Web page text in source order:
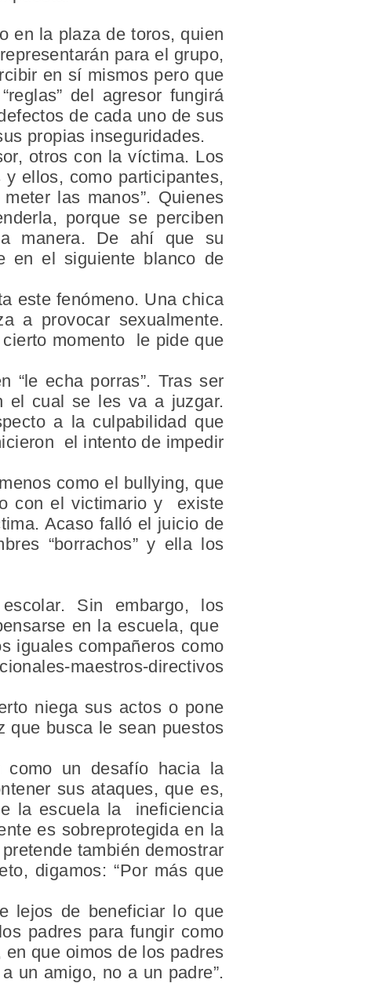
en la plaza de toros, quien
para el grupo,
en sí mismos pero que
del agresor fungirá
de cada uno de sus
propias inseguridades.
otros con la víctima. Los
ellos, como participantes,
las manos”. Quienes
porque se perciben
manera. De ahí que su
en el siguiente blanco de
este fenómeno. Una chica
a provocar sexualmente.
momento le pide que
“le echa porras”. Tras ser
el cual se les va a juzgar.
a la culpabilidad que
el intento de impedir
como el bullying, que
con el victimario y existe
Acaso falló el juicio de
“borrachos” y ella los
Sin embargo, los
en la escuela, que
compañeros como
maestros-directivos
niega sus actos o pone
que busca le sean puestos
como un desafío hacia la
sus ataques, que es,
la escuela la ineficiencia
es sobreprotegida en la
también demostrar
digamos: “Por más que
lejos de beneficiar lo que
padres para fungir como
que oimos de los padres
un amigo, no a un padre”.